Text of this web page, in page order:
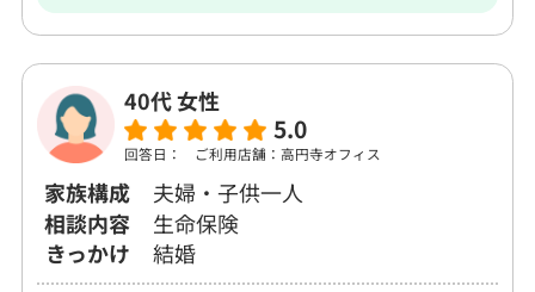
40代 女性
5.0
回答日： ご利用店舗：高円寺オフィス
家族構成
夫婦・子供一人
相談内容
生命保険
きっかけ
結婚